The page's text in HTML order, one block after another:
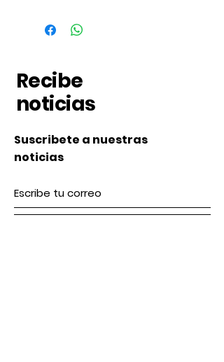
Recibe
noticias
Suscribete a nuestras
noticias